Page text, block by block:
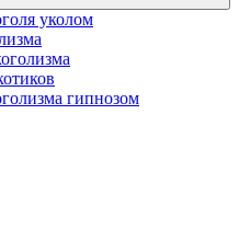
уколом
гипнозом